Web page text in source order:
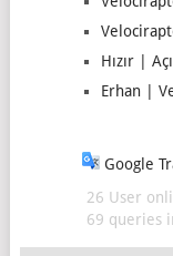
Hızır |
Erhan |
Google
26 User
69 queries